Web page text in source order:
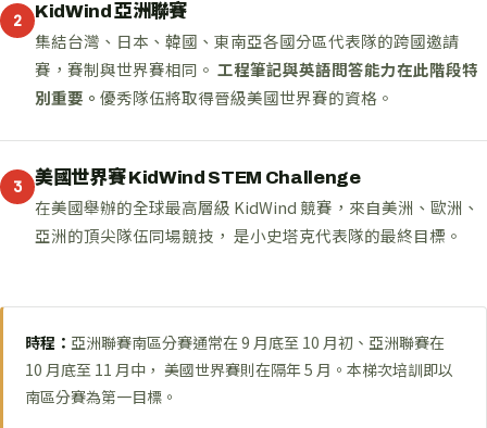
2 KidWind 亞洲聯賽
集結台灣、日本、韓國、東南亞各國分區代表隊的跨國邀請
賽，賽制與世界賽相同。 工程筆記與英語問答能力在此階段特
別重要。 優秀隊伍將取得晉級美國世界賽的資格。
3 美國世界賽 KidWind STEM Challenge
在美國舉辦的全球最高層級 KidWind 競賽，來自美洲、歐洲、
亞洲的頂尖隊伍同場競技， 是小史塔克代表隊的最終目標。
時程： 亞洲聯賽南區分賽通常在 9 月底至 10 月初、亞洲聯賽在
10 月底至 11 月中， 美國世界賽則在隔年 5 月。本梯次培訓即以
南區分賽為第一目標。